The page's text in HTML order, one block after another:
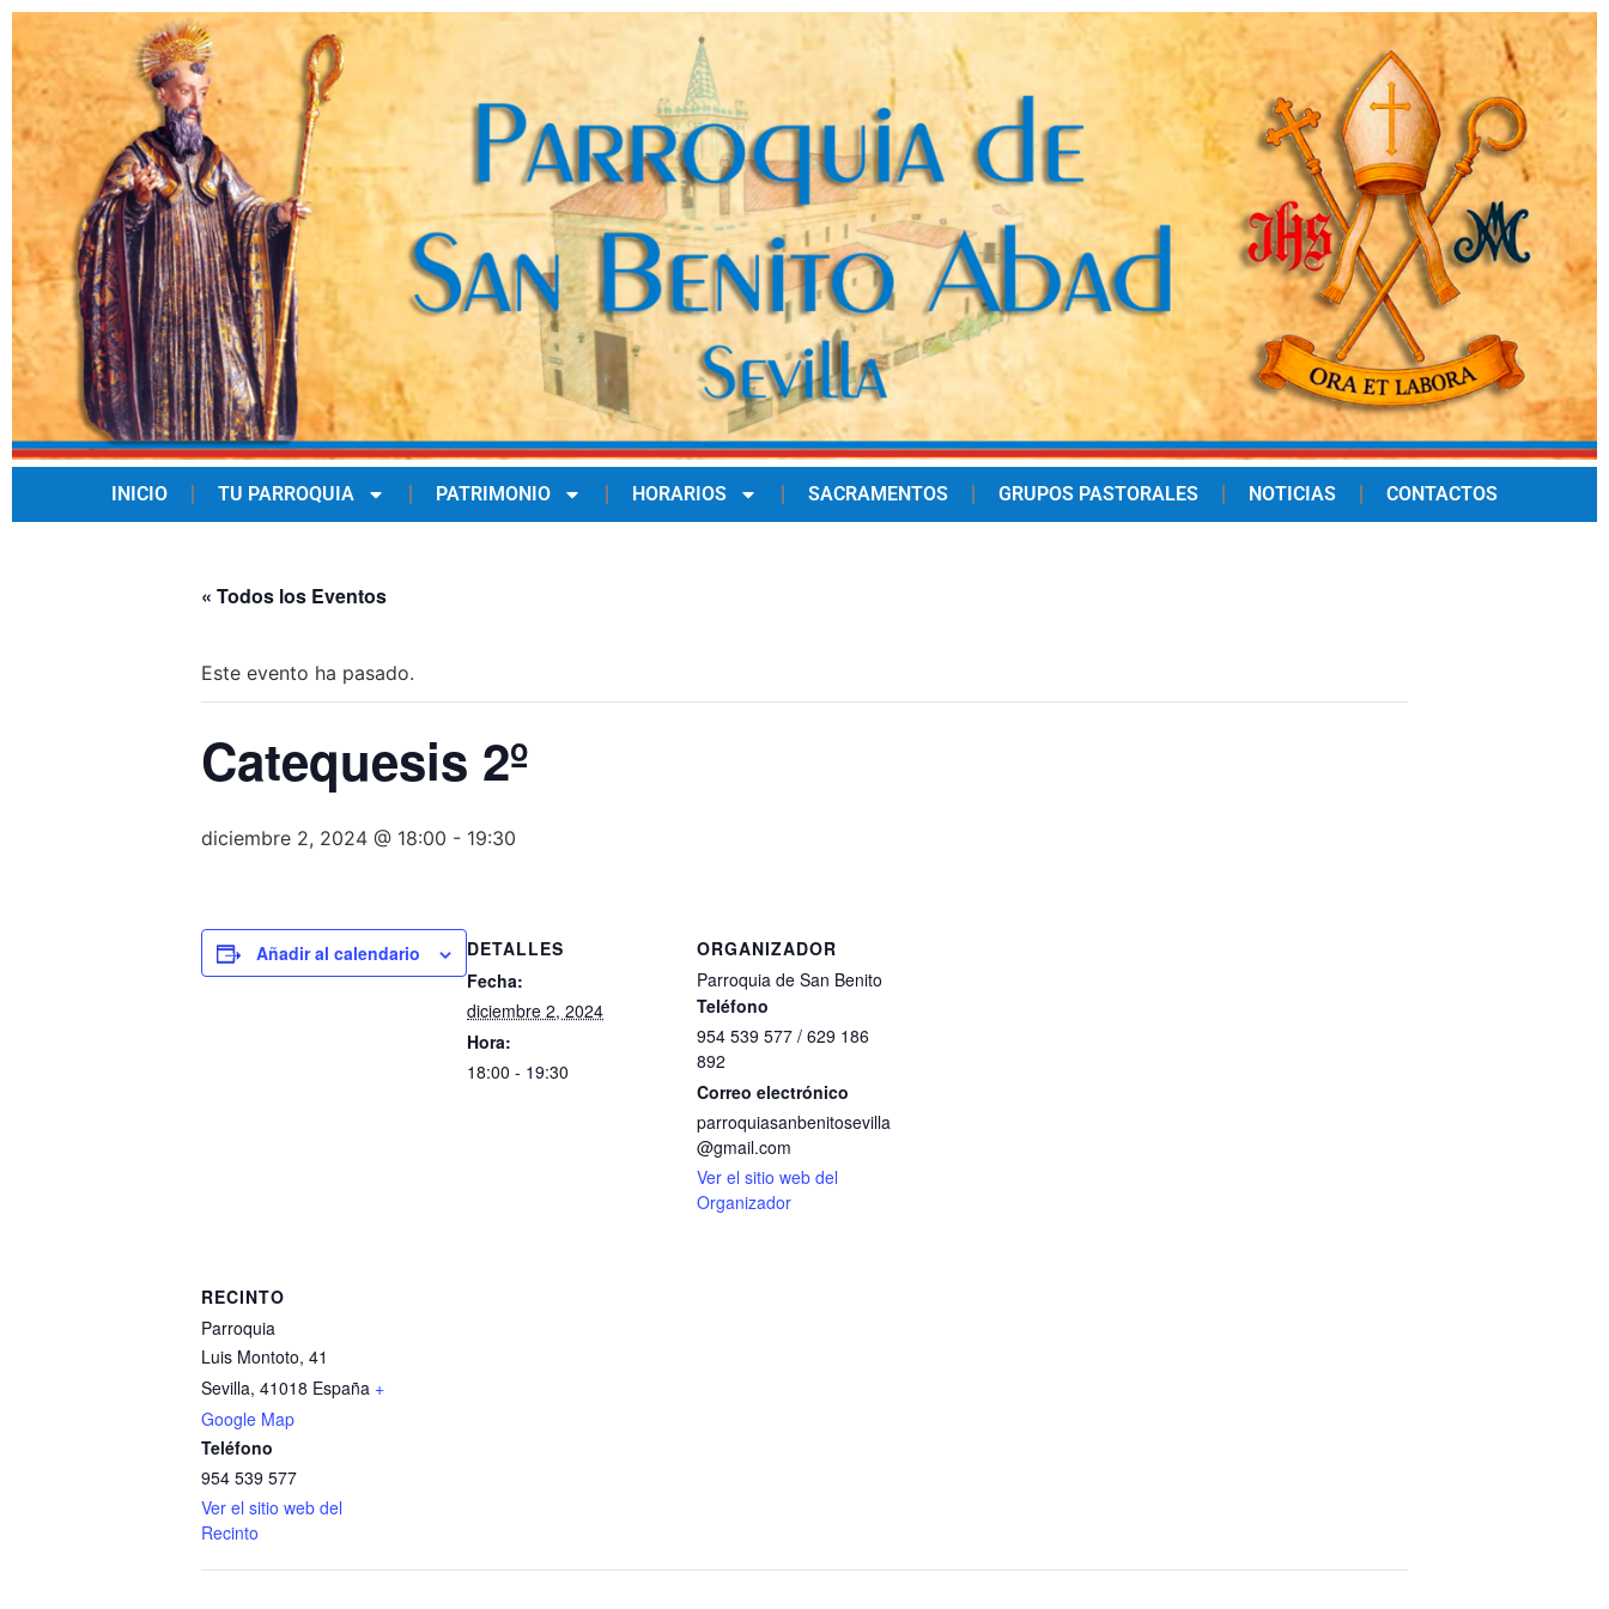
INICIO TU PARROQUIA PATRIMONIO HORARIOS SACRAMENTOS GRUPOS PASTORALES NOTICIAS CONTACTOS
« Todos los Eventos
Este evento ha pasado.
Catequesis 2º
diciembre 2, 2024 @ 18:00 - 19:30
Añadir al calendario
DETALLES
Fecha:
diciembre 2, 2024
Hora:
18:00 - 19:30
ORGANIZADOR
Parroquia de San Benito
Teléfono
954 539 577 / 629 186
892
Correo electrónico
parroquiasanbenitosevilla
@gmail.com
Ver el sitio web del
Organizador
RECINTO
Parroquia
Luis Montoto, 41
Sevilla, 41018 España +
Google Map
Teléfono
954 539 577
Ver el sitio web del
Recinto